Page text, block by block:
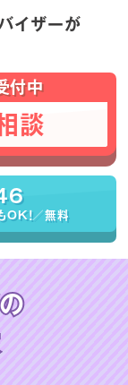
イザーが
付中
談
！／無料